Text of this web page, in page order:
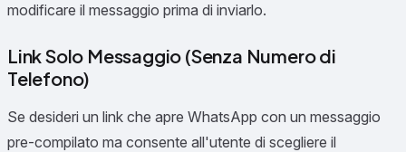
modificare il messaggio prima di inviarlo.
Link Solo Messaggio (Senza Numero di
Telefono)
Se desideri un link che apre WhatsApp con un messaggio
pre-compilato ma consente all'utente di scegliere il